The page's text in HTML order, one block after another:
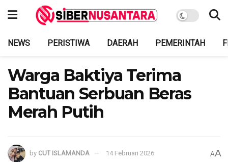
NEWS PERISTIWA DAERAH PEMERINTAH
Warga Baktiya Terima
Bantuan Serbuan Beras
Merah Putih
by CUT ISLAMANDA 14 Februari 2026 AA